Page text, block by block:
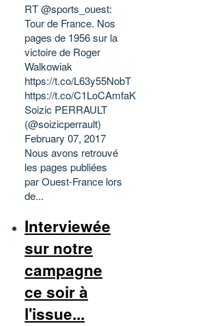
RT @sports_ouest:
Tour de France. Nos
pages de 1956 sur la
victoire de Roger
Walkowiak
https://t.co/L63y55NobT
https://t.co/C1LoCAmfaK
Soizic PERRAULT
(@soizicperrault)
February 07, 2017
Nous avons retrouvé
les pages publiées
par Ouest-France lors
de...
Interviewée
sur notre
campagne
ce soir à
l'issue...